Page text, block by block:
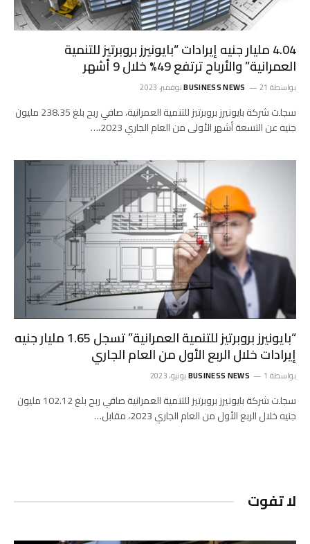
4.04 مليار جنيه إيرادات “بايونيرز بروبرتيز للتنمية
العمرانية” والأرباح ترتفع 49% خلال 9 أشهر
بواسطة BUSINESS NEWS 21 نوفمبر، 2023
سجلت شركة بايونيرز بروبرتيز للتنمية العمرانية، صافي ربح بلغ 238.35 مليون
جنيه عن التسعة أشهر الأولى من العام الجاري 2023،…
“بايونيرز بروبرتيز للتنمية العمرانية” تسجل 1.65 مليار جنيه
إيرادات خلال الربع الأول من العام الجاري
بواسطة BUSINESS NEWS 1 يونيو، 2023
سجلت شركة بايونيرز بروبرتيز للتنمية العمرانية صافي ربح بلغ 102.12 مليون
جنيه خلال الربع الأول من العام الجاري 2023، مقابل…
لا تفوت